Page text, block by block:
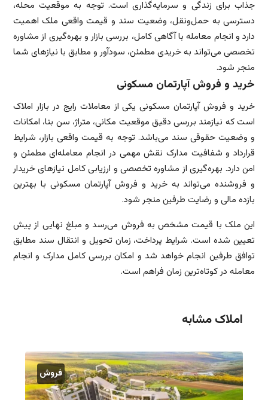
جذاب برای زندگی و سرمایه‌گذاری است. توجه به موقعیت محله،
دسترسی به حمل‌ونقل، وضعیت سند و قیمت واقعی ملک اهمیت
دارد و انجام معامله با آگاهی کامل، بررسی بازار و بهره‌گیری از مشاوره
تخصصی می‌تواند به خریدی مطمئن، سودآور و مطابق با نیازهای شما
منجر شود.
خرید و فروش آپارتمان مسکونی
خرید و فروش آپارتمان مسکونی یکی از معاملات رایج در بازار املاک
است که نیازمند بررسی دقیق موقعیت مکانی، متراژ، سن بنا، امکانات
و وضعیت حقوقی سند می‌باشد. توجه به قیمت واقعی بازار، شرایط
قرارداد و شفافیت مدارک نقش مهمی در انجام معامله‌ای مطمئن و
امن دارد. بهره‌گیری از مشاوره تخصصی و ارزیابی کامل نیازهای خریدار
و فروشنده می‌تواند به خرید و فروش آپارتمان مسکونی با بهترین
بازده مالی و رضایت طرفین منجر شود.
این ملک با قیمت مشخص به فروش می‌رسد و مبلغ نهایی از پیش
تعیین شده است. شرایط پرداخت، زمان تحویل و انتقال سند مطابق
توافق طرفین انجام خواهد شد و امکان بررسی کامل مدارک و انجام
معامله در کوتاه‌ترین زمان فراهم است.
املاک مشابه
فروش